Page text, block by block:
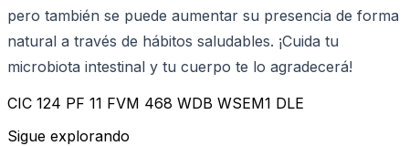
pero también se puede aumentar su presencia de forma
natural a través de hábitos saludables. ¡Cuida tu
microbiota intestinal y tu cuerpo te lo agradecerá!
CIC 124 PF 11 FVM 468 WDB WSEM1 DLE
Sigue explorando